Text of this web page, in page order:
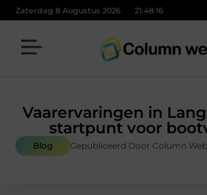
Zaterdag 8 Augustus 2026 21:48:17
Vaarervaringen in
startpunt voor
Blog Gepubliceerd Door Column